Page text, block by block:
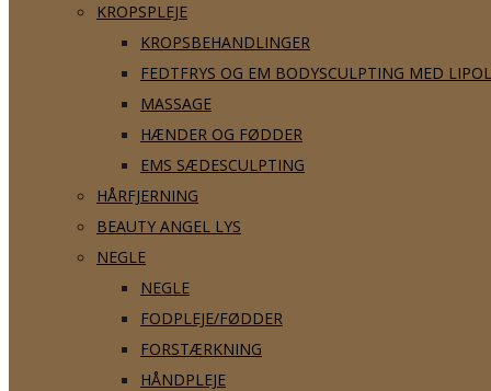
KROPSPLEJE
KROPSBEHANDLINGER
FEDTFRYS OG EM BODYSCULPTING MED
MASSAGE
HÆNDER OG FØDDER
EMS SÆDESCULPTING
HÅRFJERNING
BEAUTY ANGEL LYS
NEGLE
NEGLE
FODPLEJE/FØDDER
FORSTÆRKNING
HÅNDPLEJE